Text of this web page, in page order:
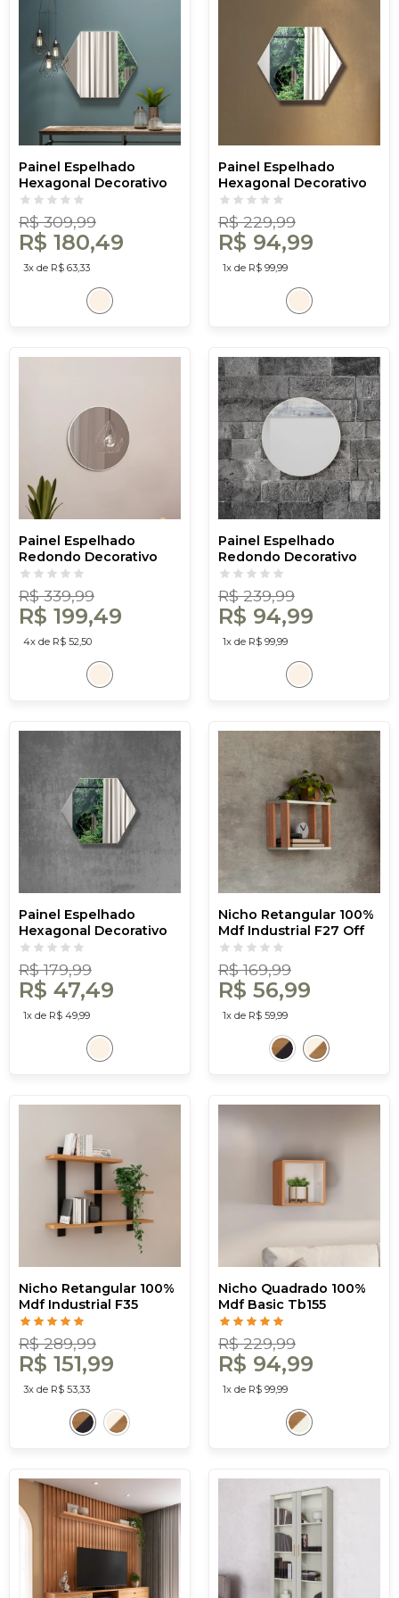
Painel Espelhado
Hexagonal Decorativo
Basic Es3 Off White -
Dalla Costa
R$ 309,99
R$ 180,49
3x de R$ 63,33
Painel Espelhado
Hexagonal Decorativo
Basic Es2 Off White -
Dalla Costa
R$ 229,99
R$ 94,99
1x de R$ 99,99
Painel Espelhado
Redondo Decorativo
Basic Es11 Off White -
Dalla Costa
R$ 339,99
R$ 199,49
4x de R$ 52,50
Painel Espelhado
Redondo Decorativo
Basic Es10 Off White -
Dalla Costa
R$ 239,99
R$ 94,99
1x de R$ 99,99
Painel Espelhado
Hexagonal Decorativo
Basic Es1 Off White -
Dalla Costa
R$ 179,99
R$ 47,49
1x de R$ 49,99
Nicho Retangular 100%
Mdf Industrial F27 Off
White/Freijó - Dalla
Costa
R$ 169,99
R$ 56,99
1x de R$ 59,99
Nicho Retangular 100%
Mdf Industrial F35
Freijó/Preto - Dalla
Costa
R$ 289,99
R$ 151,99
3x de R$ 53,33
Nicho Quadrado 100%
Mdf Basic Tb155
Freijó/Off White - Dalla
Costa
R$ 229,99
R$ 94,99
1x de R$ 99,99